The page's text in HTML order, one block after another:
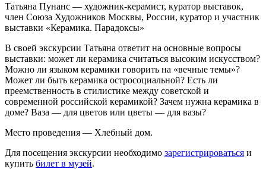
Татьяна Пунанс — художник-керамист, куратор выставок,
член Союза Художников Москвы, России, куратор и участник
выставки «Керамика. Парадоксы»
В своей экскурсии Татьяна ответит на основные вопросы
выставки: может ли керамика считаться высоким искусством?
Можно ли языком керамики говорить на «вечные темы»?
Может ли быть керамика остросоциальной? Есть ли
преемственность в стилистике между советской и
современной российской керамикой? Зачем нужна керамика в
доме? Ваза — для цветов или цветы — для вазы?
Место проведения — Хлебный дом.
Для посещения экскурсии необходимо зарегистрироваться и
купить билет в музей.